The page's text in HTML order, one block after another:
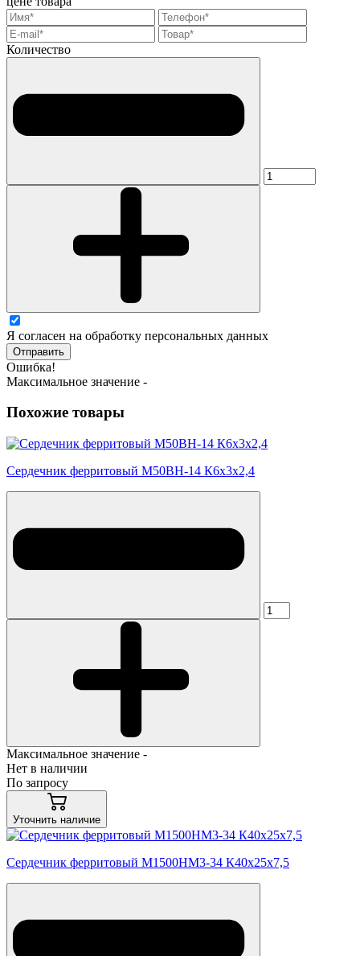
Количество
Я согласен на обработку персональных данных
Отправить
Ошибка!
Максимальное значение -
Похожие товары
Сердечник ферритовый М50ВН-14 К6х3х2,4
Максимальное значение -
Нет в наличии
По запросу
Уточнить наличие
Сердечник ферритовый М1500НМ3-34 К40х25х7,5